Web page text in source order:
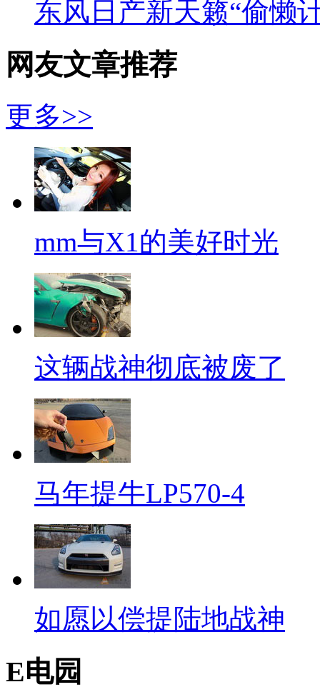
东风日产新天籁“偷懒
网友文章推荐
更多>>
mm与X1的美好时光
这辆战神彻底被废了
马年提牛LP570-4
如愿以偿提陆地战神
E电园